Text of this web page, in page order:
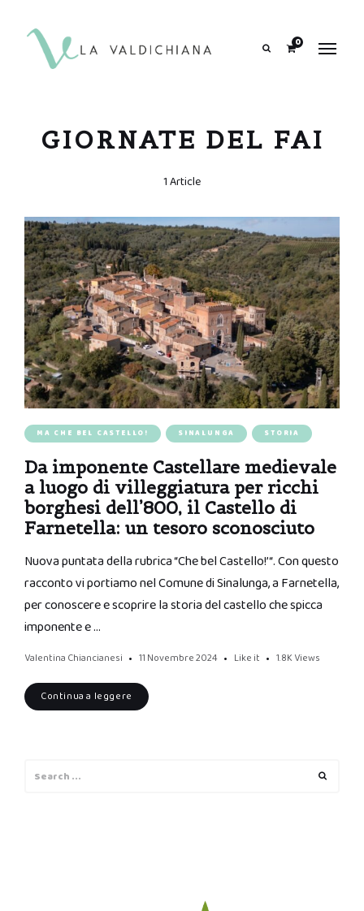
0
GIORNATE DEL FAI
1 Article
MA CHE BEL CASTELLO! SINALUNGA STORIA
Da imponente Castellare medievale
a luogo di villeggiatura per ricchi
borghesi dell’800, il Castello di
Farnetella: un tesoro sconosciuto
Nuova puntata della rubrica “Che bel Castello!’“. Con questo
racconto vi portiamo nel Comune di Sinalunga, a Farnetella,
per conoscere e scoprire la storia del castello che spicca
imponente e …
Valentina Chiancianesi 11 Novembre 2024 Like it 1.8K Views
Continua a leggere
for: